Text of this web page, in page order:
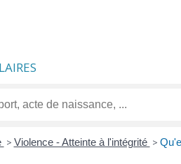
> Violence - Atteinte à l'intégrité >